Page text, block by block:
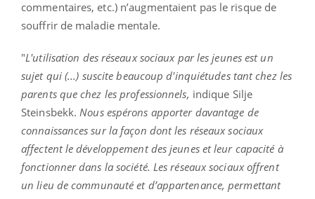
commentaires, etc.) n’augmentaient pas le risque de
souffrir de maladie mentale.
"L'utilisation des réseaux sociaux par les jeunes est un
sujet qui (...) suscite beaucoup d'inquiétudes tant chez les
parents que chez les professionnels, indique Silje
Steinsbekk. Nous espérons apporter davantage de
connaissances sur la façon dont les réseaux sociaux
affectent le développement des jeunes et leur capacité à
fonctionner dans la société. Les réseaux sociaux offrent
un lieu de communauté et d’appartenance, permettant